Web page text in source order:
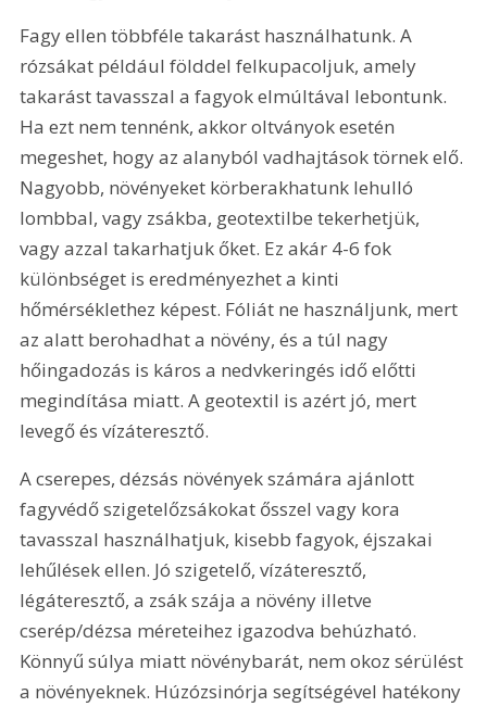
Fagy ellen többféle takarást használhatunk. A
rózsákat például földdel felkupacoljuk, amely
takarást tavasszal a fagyok elmúltával lebontunk.
Ha ezt nem tennénk, akkor oltványok esetén
megeshet, hogy az alanyból vadhajtások törnek elő.
Nagyobb, növényeket körberakhatunk lehulló
lombbal, vagy zsákba, geotextilbe tekerhetjük,
vagy azzal takarhatjuk őket. Ez akár 4-6 fok
különbséget is eredményezhet a kinti
hőmérséklethez képest. Fóliát ne használjunk, mert
az alatt berohadhat a növény, és a túl nagy
hőingadozás is káros a nedvkeringés idő előtti
megindítása miatt. A geotextil is azért jó, mert
levegő és vízáteresztő.
A cserepes, dézsás növények számára ajánlott
fagyvédő szigetelőzsákokat ősszel vagy kora
tavasszal használhatjuk, kisebb fagyok, éjszakai
lehűlések ellen. Jó szigetelő, vízáteresztő,
légáteresztő, a zsák szája a növény illetve
cserép/dézsa méreteihez igazodva behúzható.
Könnyű súlya miatt növénybarát, nem okoz sérülést
a növényeknek. Húzózsinórja segítségével hatékony